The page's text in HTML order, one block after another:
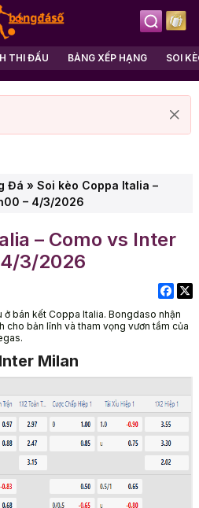
THI ĐẤU BẢNG XẾP HẠNG SOI
Đá » Soi kèo Coppa Italia –
– 4/3/2026
– Como vs Inter
3/2026
bán kết Coppa Italia. Bongdaso nhận
cho bản lĩnh và tham vọng vươn tầm của
Milan